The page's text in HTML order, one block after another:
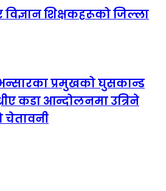
विज्ञान शिक्षकहरूको जिल्ला
भन्सारका प्रमुखको घुसकान्ड
कडा आन्दोलनमा उत्रिने
चेतावनी